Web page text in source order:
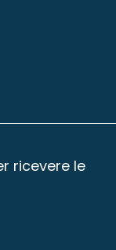
ricevere le